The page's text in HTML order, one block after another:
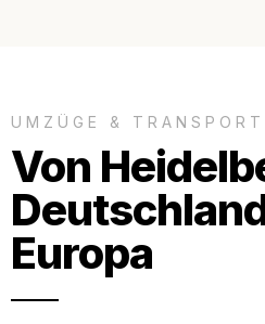
UMZÜGE &
Von
Europa